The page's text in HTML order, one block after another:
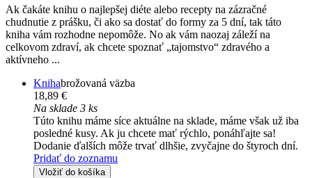
Ak čakáte knihu o najlepšej diéte alebo recepty na zázračné
chudnutie z prášku, či ako sa dostať do formy za 5 dní, tak táto
kniha vám rozhodne nepomôže. No ak vám naozaj záleží na
celkovom zdraví, ak chcete spoznať „tajomstvo“ zdravého a
aktívneho ...
Knihabrožovaná väzba
18,89 €
Na sklade 3 ks
Túto knihu máme síce aktuálne na sklade, máme však už iba
posledné kusy. Ak ju chcete mať rýchlo, ponáhľajte sa!
Dodanie ďalších môže trvať dlhšie, zvyčajne do štyroch dní.
Pridať do zoznamu
Vložiť do košíka